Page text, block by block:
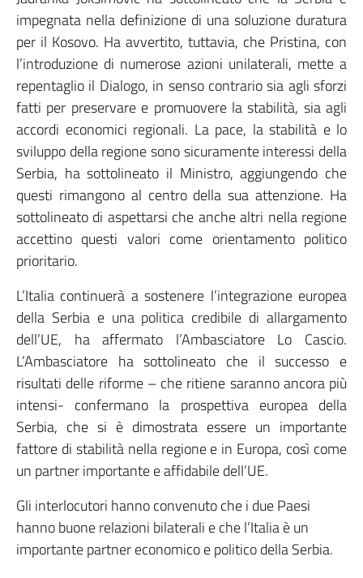
impegnata nella definizione di una soluzione duratura
per il Kosovo. Ha avvertito, tuttavia, che Pristina, con
l’introduzione di numerose azioni unilaterali, mette a
repentaglio il Dialogo, in senso contrario sia agli sforzi
fatti per preservare e promuovere la stabilità, sia agli
accordi economici regionali. La pace, la stabilità e lo
sviluppo della regione sono sicuramente interessi della
Serbia, ha sottolineato il Ministro, aggiungendo che
questi rimangono al centro della sua attenzione. Ha
sottolineato di aspettarsi che anche altri nella regione
accettino questi valori come orientamento politico
prioritario.
L’Italia continuerà a sostenere l’integrazione europea
della Serbia e una politica credibile di allargamento
dell’UE, ha affermato l’Ambasciatore Lo Cascio.
L’Ambasciatore ha sottolineato che il successo e
risultati delle riforme – che ritiene saranno ancora più
intensi- confermano la prospettiva europea della
Serbia, che si è dimostrata essere un importante
fattore di stabilità nella regione e in Europa, così come
un partner importante e affidabile dell’UE.
Gli interlocutori hanno convenuto che i due Paesi
hanno buone relazioni bilaterali e che l’Italia è un
importante partner economico e politico della Serbia.